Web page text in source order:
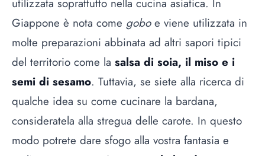
Giappone è nota come goboe viene utilizzata in
molte preparazioni abbinata ad altri sapori tipici
del territorio come la salsa di soia, il miso e i
semi di sesamo. Tuttavia, se siete alla ricerca di
qualche idea su come cucinare la bardana,
consideratela alla stregua delle carote. In questo
modo potrete dare sfogo alla vostra fantasia e